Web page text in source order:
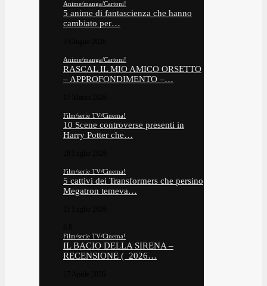
Anime/manga/Cartoni!
5 anime di fantascienza che hanno
cambiato per…
Anime/manga/Cartoni!
RASCAL IL MIO AMICO ORSETTO
– APPROFONDIMENTO –…
Film/serie TV/Cinema!
10 Scene controverse presenti in
Harry Potter che…
Film/serie TV/Cinema!
5 cattivi dei Transformers che persino
Megatron temeva…
Film/serie TV/Cinema!
IL BACIO DELLA SIRENA –
RECENSIONE ( 2026…